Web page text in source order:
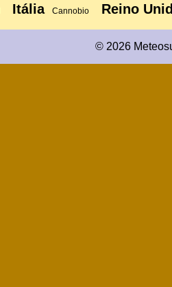
Itália Cannobio Reino
© 2026